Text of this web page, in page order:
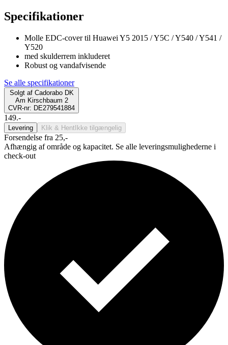
Specifikationer
Molle EDC-cover til Huawei Y5 2015 / Y5C / Y540 / Y541 /
Y520
med skulderrem inkluderet
Robust og vandafvisende
Se alle specifikationer
Solgt af Cadorabo DK
Am Kirschbaum 2
CVR-nr: DE279541884
149.-
Levering Klik & Hent Ikke tilgængelig
Forsendelse fra 25,-
Afhængig af område og kapacitet. Se alle leveringsmulighederne i
check-out